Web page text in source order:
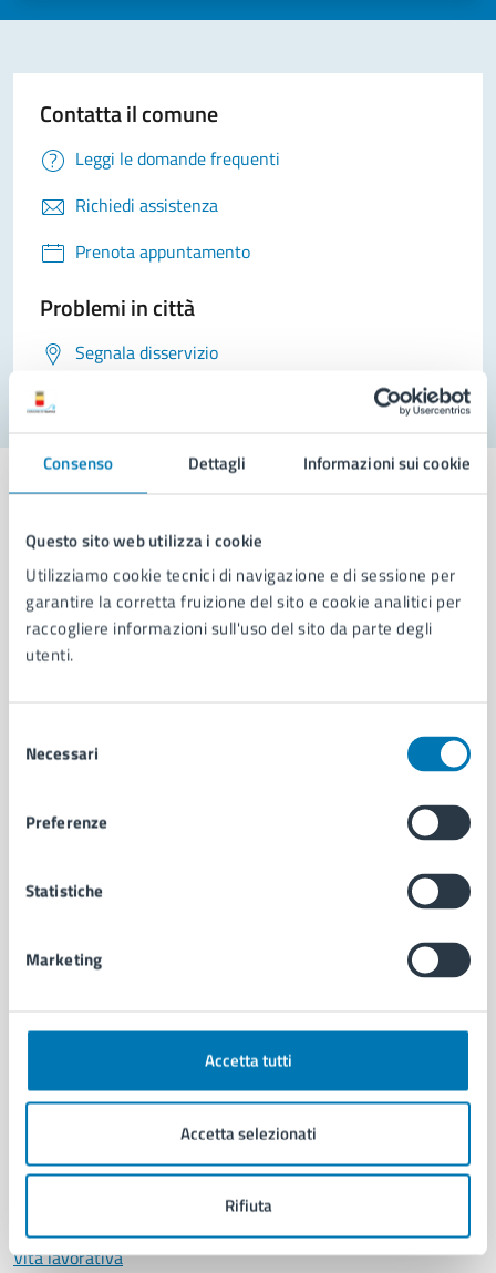
Consenso Dettagli Informazioni sui cookie
Questo sito web utilizza i cookie
Utilizziamo cookie tecnici di navigazione e di sessione per
garantire la corretta fruizione del sito e cookie analitici per
raccogliere informazioni sull'uso del sito da parte degli
utenti.
delNecessari
Preferenze
Statistiche
Marketing
Accetta tutti
Accetta selezionati
Rifiuta
Contatta il comune
Leggi le domande frequenti
Richiedi assistenza
Prenota appuntamento
Problemi in città
Segnala disservizio
Comune di Napoli
AMMINISTRAZIONE
Aree amministrative
Uffici
Personale amministrativo
Intranet, posta aziendale e protocollo
CATEGORIE DI SERVIZIO
Documenti e certificati
Educazione e formazione
Imprese e commercio
Salute, benessere e assistenza
Servizi Cimiteriali
Vita lavorativa